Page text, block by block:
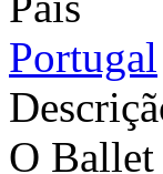
Portugal
O